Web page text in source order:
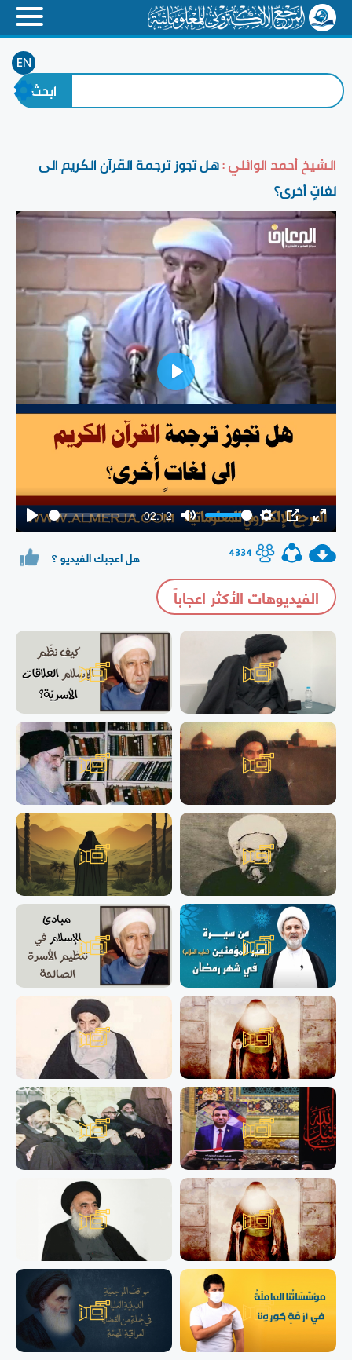
EN
الشيخ أحمد الوائلي :هل تجوز ترجمة القرآن الكريم الى
لغاتٍ أخرى؟
Play
-02:12
Mute
Settings
PIP Enter
Play
4334 هل اعجبك الفيديو ؟
الفيديوهات الأكثر اعجاباً